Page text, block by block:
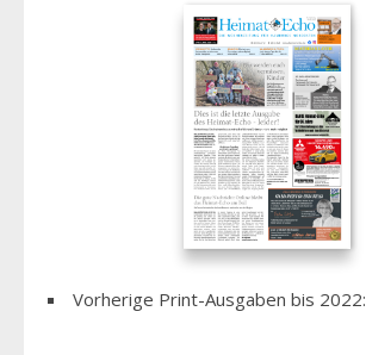
Vorherige Print-Ausgaben bis 2022: